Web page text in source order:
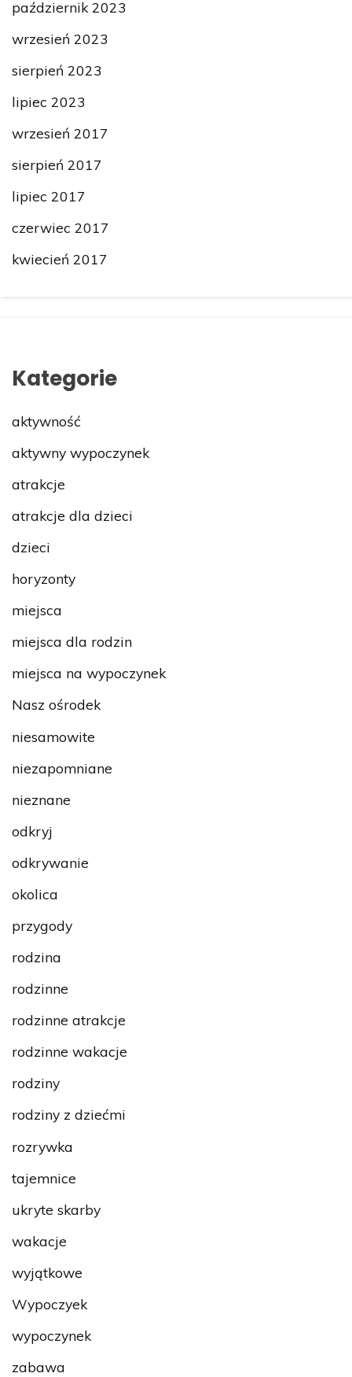
październik 2023
wrzesień 2023
sierpień 2023
lipiec 2023
wrzesień 2017
sierpień 2017
lipiec 2017
czerwiec 2017
kwiecień 2017
Kategorie
aktywność
aktywny wypoczynek
atrakcje
atrakcje dla dzieci
dzieci
horyzonty
miejsca
miejsca dla rodzin
miejsca na wypoczynek
Nasz ośrodek
niesamowite
niezapomniane
nieznane
odkryj
odkrywanie
okolica
przygody
rodzina
rodzinne
rodzinne atrakcje
rodzinne wakacje
rodziny
rodziny z dziećmi
rozrywka
tajemnice
ukryte skarby
wakacje
wyjątkowe
Wypoczyek
wypoczynek
zabawa